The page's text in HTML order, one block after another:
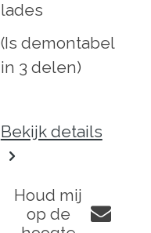
lades
(Is demontabel
in 3 delen)
Bekijk details
Houd mij
op de